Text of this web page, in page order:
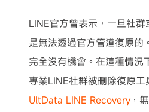
LINE官方曾表示，一旦社群
是無法透過官方管道復原的
完全沒有機會。在這種情況
專業LINE社群被刪除復原工
UltData LINE Recovery，